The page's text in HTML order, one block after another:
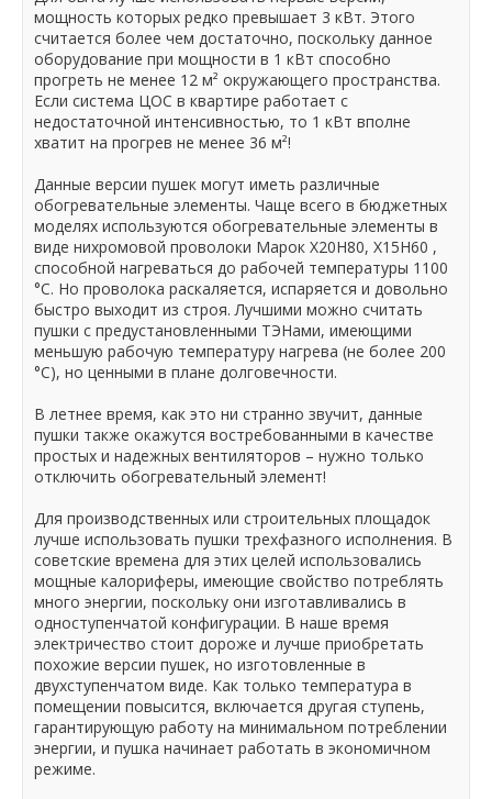
мощность которых редко превышает 3 кВт. Этого
считается более чем достаточно, поскольку данное
оборудование при мощности в 1 кВт способно
прогреть не менее 12 м² окружающего пространства.
Если система ЦОС в квартире работает с
недостаточной интенсивностью, то 1 кВт вполне
хватит на прогрев не менее 36 м²!
Данные версии пушек могут иметь различные
обогревательные элементы. Чаще всего в бюджетных
моделях используются обогревательные элементы в
виде нихромовой проволоки Марок Х20Н80, Х15Н60 ,
способной нагреваться до рабочей температуры 1100
°C. Но проволока раскаляется, испаряется и довольно
быстро выходит из строя. Лучшими можно считать
пушки с предустановленными ТЭНами, имеющими
меньшую рабочую температуру нагрева (не более 200
°C), но ценными в плане долговечности.
В летнее время, как это ни странно звучит, данные
пушки также окажутся востребованными в качестве
простых и надежных вентиляторов – нужно только
отключить обогревательный элемент!
Для производственных или строительных площадок
лучше использовать пушки трехфазного исполнения. В
советские времена для этих целей использовались
мощные калориферы, имеющие свойство потреблять
много энергии, поскольку они изготавливались в
одноступенчатой конфигурации. В наше время
электричество стоит дороже и лучше приобретать
похожие версии пушек, но изготовленные в
двухступенчатом виде. Как только температура в
помещении повысится, включается другая ступень,
гарантирующую работу на минимальном потреблении
энергии, и пушка начинает работать в экономичном
режиме.